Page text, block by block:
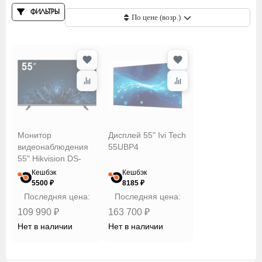
ФИЛЬТРЫ
система
Диагональ
Интерфейсы
Контрастность
Разрешение
По цене (возр.)
Монитор
видеонаблюдения
55" Hikvision DS-
D5055U3-1V0S
Кешбэк
5500 ₽
Последняя цена:
109 990 ₽
Нет в наличии
Дисплей 55" Ivi Tech
55UBP4
Кешбэк
8185 ₽
Последняя цена:
163 700 ₽
Нет в наличии